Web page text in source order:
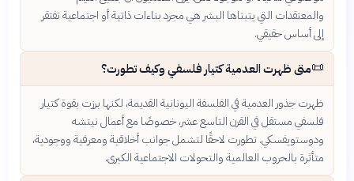
والمعتقدات التي يتبناها البشر هي مجرد بناءات ذاتية أو اجتماعية تفتقر
إلى أساس حقيقي.
📜متى ظهرت العدمية كتيار فلسفي وكيف تطورت؟
ظهرت جذور العدمية في الفلسفة اليونانية القديمة، لكنها برزت بقوة كتيار
فلسفي مستقل في القرن التاسع عشر، خصوصًا مع أعمال نيتشه
ودوستويفسكي. تطورت لاحقًا لتشمل جوانب أخلاقية ومعرفية ووجودية،
متأثرة بالحروب العالمية والتحولات الاجتماعية الكبرى.